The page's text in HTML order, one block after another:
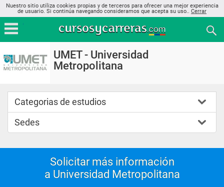
Nuestro sitio utiliza cookies propias y de terceros para ofrecer una mejor experiencia
de usuario. Si continúa navegando consideramos que acepta su uso.. Cerrar
UMET - Universidad
Metropolitana
Categorias de estudios
Sedes
Solicitar más información
a Universidad Metropolitana